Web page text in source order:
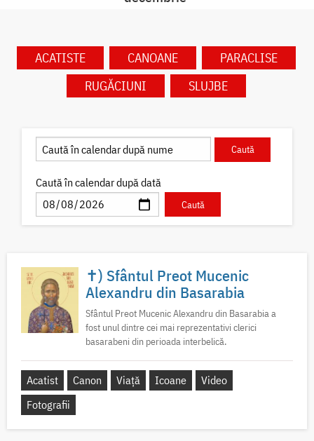
ACATISTE CANOANE
PARACLISE
RUGĂCIUNI
SLUJBE
Caută în calendar după dată
✝) Sfântul Preot Mucenic
Alexandru din Basarabia
Sfântul Preot Mucenic Alexandru din Basarabia a
fost unul dintre cei mai reprezentativi clerici
basarabeni din perioada interbelică.
Acatist Canon Viață Icoane
Video
Fotografii